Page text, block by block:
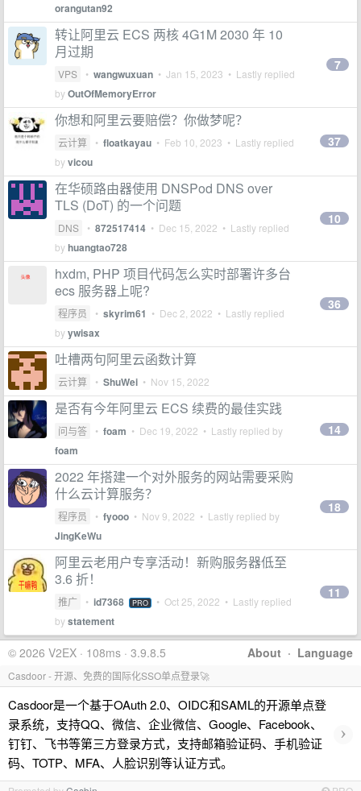
orangutan92
转让阿里云 ECS 两核 4G1M 2030 年 10
月过期
VPS • wangwuxuan • Jan 15, 2023 • Lastly replied
byOutOfMemoryError
7
你想和阿里云要赔偿？你做梦呢？
云计算 • floatkayau • Feb 10, 2023 • Lastly replied
byvicou
37
在华硕路由器使用 DNSPod DNS over
TLS (DoT) 的一个问题
DNS • 872517414 • Dec 15, 2022 • Lastly replied
byhuangtao728
10
hxdm, PHP 项目代码怎么实时部署许多台
ecs 服务器上呢?
程序员 • skyrim61 • Dec 2, 2022 • Lastly replied
byywisax
36
吐槽两句阿里云函数计算
云计算 • ShuWei • Nov 15, 2022
是否有今年阿里云 ECS 续费的最佳实践
问与答 • foam • Dec 19, 2022 • Lastly replied by
foam
14
2022 年搭建一个对外服务的网站需要采购
什么云计算服务？
程序员 • fyooo • Nov 9, 2022 • Lastly replied by
JingKeWu
18
阿里云老用户专享活动！新购服务器低至
3.6 折！
推广 • id7368 PRO • Oct 25, 2022 • Lastly replied
bystatement
11
About · Language
© 2026 V2EX · 108ms · 3.9.8.5
Casdoor - 开源、免费的国际化SSO单点登录🚀
Casdoor是一个基于OAuth 2.0、OIDC和SAML的开源单点登
录系统，支持QQ、微信、企业微信、Google、Facebook、
钉钉、飞书等第三方登录方式，支持邮箱验证码、手机验证
码、TOTP、MFA、人脸识别等认证方式。
›